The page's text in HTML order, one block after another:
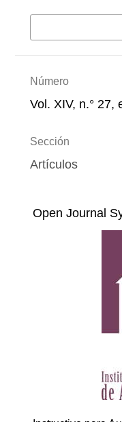
Número
Vol. XIV, n.° 27,
Sección
Artículos
Open Journal